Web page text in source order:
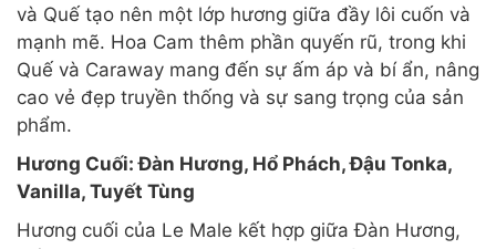
và Quế tạo nên một lớp hương giữa đầy lôi cuốn và
mạnh mẽ. Hoa Cam thêm phần quyến rũ, trong khi
Quế và Caraway mang đến sự ấm áp và bí ẩn, nâng
cao vẻ đẹp truyền thống và sự sang trọng của sản
phẩm.
Hương Cuối: Đàn Hương, Hổ Phách, Đậu Tonka,
Vanilla, Tuyết Tùng
Hương cuối của Le Male kết hợp giữa Đàn Hương,